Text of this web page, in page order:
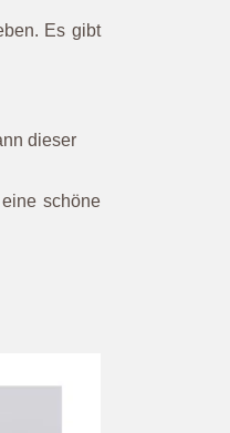
Es gibt
dieser
schöne